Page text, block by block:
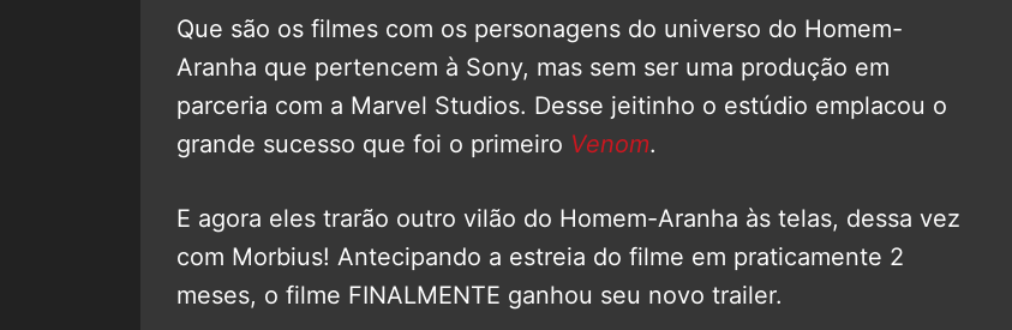
Que são os filmes com os personagens do universo do Homem-
Aranha que pertencem à Sony, mas sem ser uma produção em
parceria com a Marvel Studios. Desse jeitinho o estúdio emplacou o
grande sucesso que foi o primeiro Venom.
E agora eles trarão outro vilão do Homem-Aranha às telas, dessa vez
com Morbius! Antecipando a estreia do filme em praticamente 2
meses, o filme FINALMENTE ganhou seu novo trailer.